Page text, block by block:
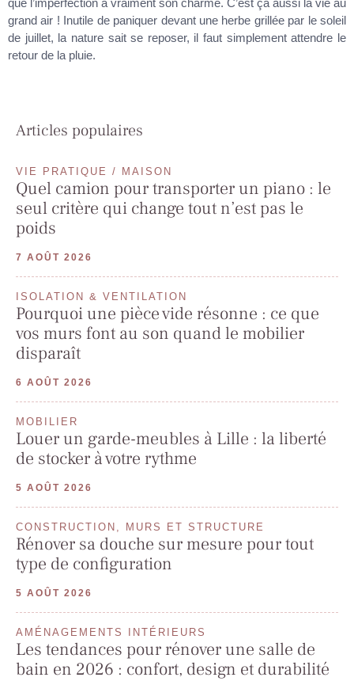
grand air ! Inutile de paniquer devant une herbe grillée par le soleil
de juillet, la nature sait se reposer, il faut simplement attendre le
retour de la pluie.
Articles populaires
VIE PRATIQUE / MAISON
Quel camion pour transporter un piano : le
seul critère qui change tout n’est pas le
poids
7 AOÛT 2026
ISOLATION & VENTILATION
Pourquoi une pièce vide résonne : ce que
vos murs font au son quand le mobilier
disparaît
6 AOÛT 2026
MOBILIER
Louer un garde-meubles à Lille : la liberté
de stocker à votre rythme
5 AOÛT 2026
CONSTRUCTION, MURS ET STRUCTURE
Rénover sa douche sur mesure pour tout
type de configuration
5 AOÛT 2026
AMÉNAGEMENTS INTÉRIEURS
Les tendances pour rénover une salle de
bain en 2026 : confort, design et durabilité